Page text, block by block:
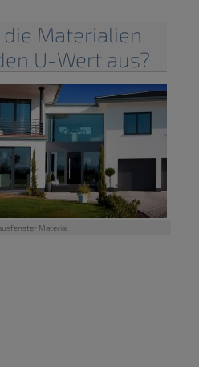
Materialien
U-Wert aus?
Material